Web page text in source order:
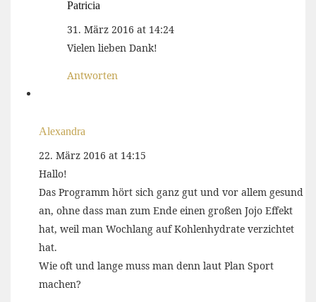
Patricia
31. März 2016 at 14:24
Vielen lieben Dank!
Antworten
Alexandra
22. März 2016 at 14:15
Hallo!
Das Programm hört sich ganz gut und vor allem gesund
an, ohne dass man zum Ende einen großen Jojo Effekt
hat, weil man Wochlang auf Kohlenhydrate verzichtet
hat.
Wie oft und lange muss man denn laut Plan Sport
machen?